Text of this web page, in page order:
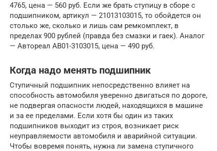
4765, цена — 560 руб. Если же брать ступицу в сборе с
подшипником, артикул — 21013103015, то обойдется он
столько же, сколько и лишь сам ремкомплект, в
пределах 900 рублей (правда без смазки и гаек). Аналог
— Автореал AB01-3103015, цена — 490 руб.
Когда надо менять подшипник
Ступичный подшипник непосредственно влияет на
способность автомобиля уверенно двигаться по дороге,
не подвергая опасности людей, находящихся в машине
и за ее пределами. Если хотя бы один из таких
подшипников выходит из строя, возникает риск
неуправляемости автомобиля и аварийной ситуации.
Чтобы вовремя понять, нужна ли замена ступичного